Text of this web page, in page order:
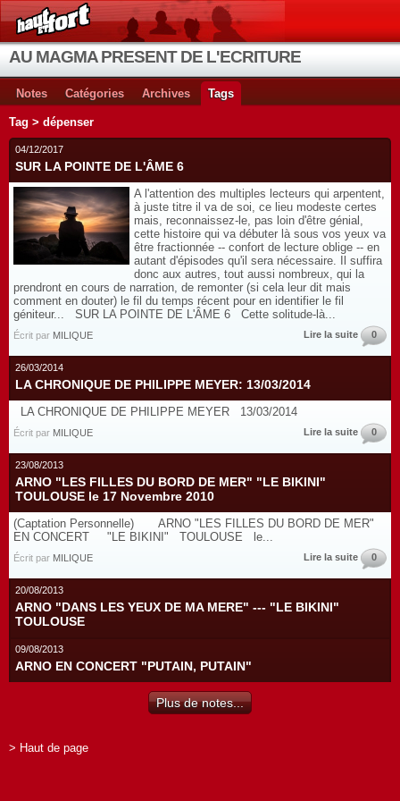
AU MAGMA PRESENT DE L'ECRITURE
Notes Catégories Archives Tags
Tag > dépenser
04/12/2017
SUR LA POINTE DE L'ÂME 6
A l'attention des multiples lecteurs qui arpentent,
à juste titre il va de soi, ce lieu modeste certes
mais, reconnaissez-le, pas loin d'être génial,
cette histoire qui va débuter là sous vos yeux va
être fractionnée -- confort de lecture oblige -- en
autant d'épisodes qu'il sera nécessaire. Il suffira
donc aux autres, tout aussi nombreux, qui la
prendront en cours de narration, de remonter (si cela leur dit mais
comment en douter) le fil du temps récent pour en identifier le fil
géniteur... SUR LA POINTE DE L'ÂME 6 Cette solitude-là...
Écrit par MILIQUE Lire la suite 0
26/03/2014
LA CHRONIQUE DE PHILIPPE MEYER: 13/03/2014
LA CHRONIQUE DE PHILIPPE MEYER 13/03/2014
Écrit par MILIQUE Lire la suite 0
23/08/2013
ARNO "LES FILLES DU BORD DE MER" "LE BIKINI"
TOULOUSE le 17 Novembre 2010
(Captation Personnelle) ARNO "LES FILLES DU BORD DE MER"
EN CONCERT "LE BIKINI" TOULOUSE le...
Écrit par MILIQUE Lire la suite 0
20/08/2013
ARNO "DANS LES YEUX DE MA MERE" --- "LE BIKINI"
TOULOUSE
09/08/2013
ARNO EN CONCERT "PUTAIN, PUTAIN"
Plus de notes...
> Haut de page